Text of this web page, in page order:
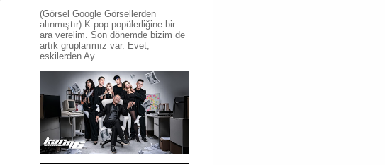
(Görsel Google Görsellerden
alınmıştır) K-pop popülerliğine bir
ara verelim. Son dönemde bizim de
artık gruplarımız var. Evet;
eskilerden Ay...